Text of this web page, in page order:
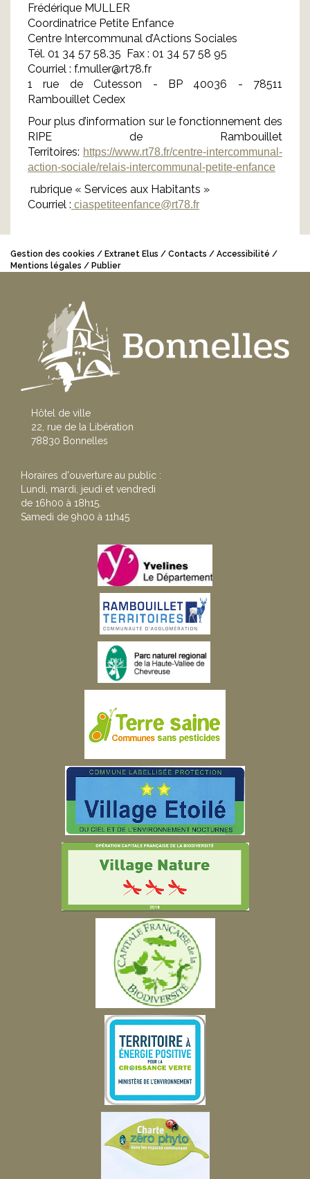
Frédérique MULLER
Coordinatrice Petite Enfance
Centre Intercommunal d’Actions Sociales
Tél. 01 34 57 58.35 Fax : 01 34 57 58 95
Courriel : f.muller@rt78.fr
1 rue de Cutesson - BP 40036 - 78511
Rambouillet Cedex
Pour plus d’information sur le fonctionnement des
RIPE de Rambouillet
Territoires: https://www.rt78.fr/centre-intercommunal-
action-sociale/relais-intercommunal-petite-enfance
rubrique « Services aux Habitants »
Courriel : ciaspetiteenfance@rt78.fr
Gestion des cookies Extranet Elus Contacts
Accessibilité
Mentions légales
Publier
Hôtel de ville
22, rue de la Libération
78830 Bonnelles
Horaires d'ouverture au public :
Lundi, mardi, jeudi et vendredi
de 16h00 à 18h15.
Samedi de 9h00 à 11h45